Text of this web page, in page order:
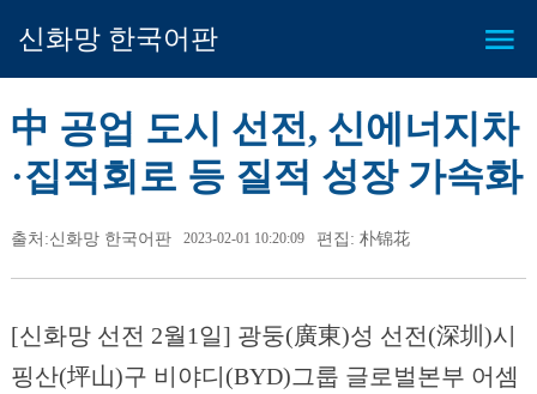
신화망 한국어판
中 공업 도시 선전, 신에너지차
·집적회로 등 질적 성장 가속화
출처:신화망 한국어판 2023-02-01 10:20:09 편집: 朴锦花
[신화망 선전 2월1일] 광둥(廣東)성 선전(深圳)시
핑산(坪山)구 비야디(BYD)그룹 글로벌본부 어셈